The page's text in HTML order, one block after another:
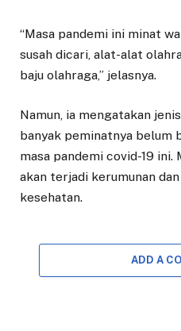
“Masa pandemi ini minat
susah dicari, alat-alat
baju olahraga,” jelasnya.
Namun, ia mengatakan
banyak peminatnya belum
masa pandemi covid-19
akan terjadi kerumunan
kesehatan.
ADD A